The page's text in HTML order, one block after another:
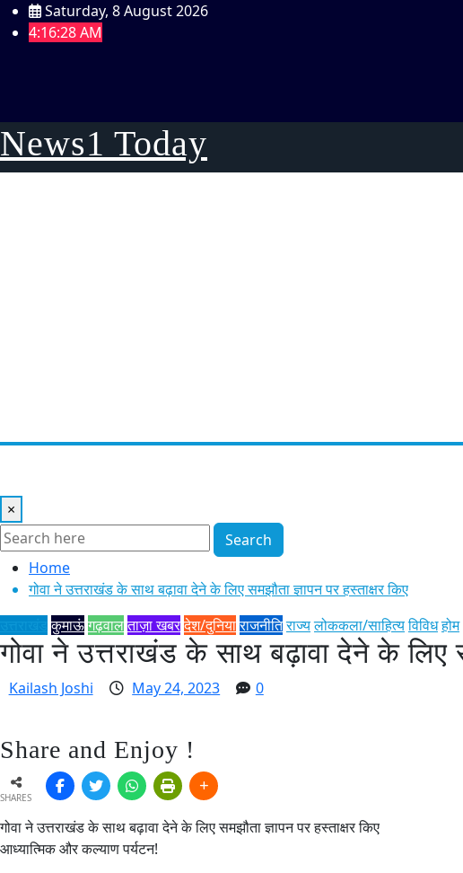
Skip
to
Saturday, 8 August 2026
4:16:28 AM
News1 Today
×
Search
Home
गोवा ने उत्तराखंड के साथ बढ़ावा देने के लिए समझौता ज्ञापन पर हस्ताक्षर किए
कुमाऊंगढ़वालताज़ा खबरदेश/दुनियाराजनीतिराज्यलोककला/साहित्यविविधहोम
गोवा ने उत्तराखंड के साथ बढ़ावा देने के लिए
Kailash Joshi May 24, 2023 0
Share and Enjoy !
SHARES
गोवा ने उत्तराखंड के साथ बढ़ावा देने के लिए समझौता ज्ञापन पर हस्ताक्षर किए
आध्यात्मिक और कल्याण पर्यटन!